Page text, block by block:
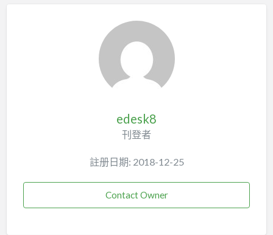
edesk8
刊登者
註册日期: 2018-12-25
Contact Owner